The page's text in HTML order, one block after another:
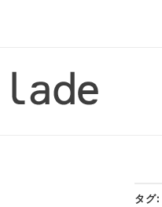
ー
タグ: